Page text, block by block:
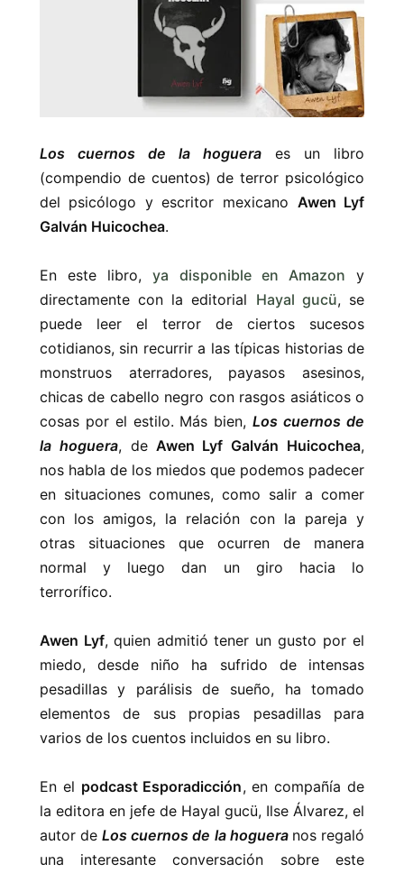
Los cuernos de la hoguera es un libro
(compendio de cuentos) de terror psicológico
del psicólogo y escritor mexicano Awen Lyf
Galván Huicochea.
En este libro,ya disponible en Amazon y
directamente con la editorial Hayal gucü, se
puede leer el terror de ciertos sucesos
cotidianos, sin recurrir a las típicas historias de
monstruos aterradores, payasos asesinos,
chicas de cabello negro con rasgos asiáticos o
cosas por el estilo. Más bien,Los cuernos de
la hoguera, de Awen Lyf Galván Huicochea,
nos habla de los miedos que podemos padecer
en situaciones comunes, como salir a comer
con los amigos, la relación con la pareja y
otras situaciones que ocurren de manera
normal y luego dan un giro hacia lo
terrorífico.
Awen Lyf, quien admitió tener un gusto por el
miedo, desde niño ha sufrido de intensas
pesadillas y parálisis de sueño, ha tomado
elementos de sus propias pesadillas para
varios de los cuentos incluidos en su libro.
En el podcast Esporadicción, en compañía de
la editora en jefe de Hayal gucü, Ilse Álvarez, el
autor deLos cuernos de la hoguera nos regaló
una interesante conversación sobre este